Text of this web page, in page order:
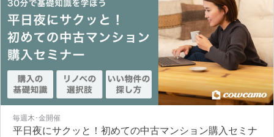
毎週木･金開催
平日夜にサクッと！初めての中古マンション購入セミナ